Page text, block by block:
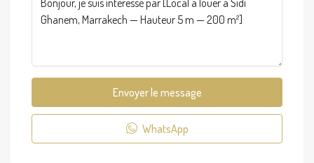
Envoyer le message
WhatsApp